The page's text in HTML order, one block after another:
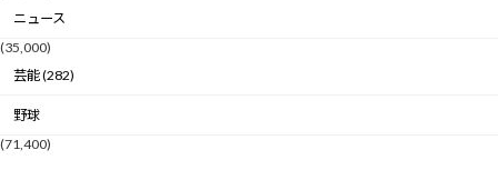
ニュース
(35,000)
芸能 (282)
野球
(71,400)